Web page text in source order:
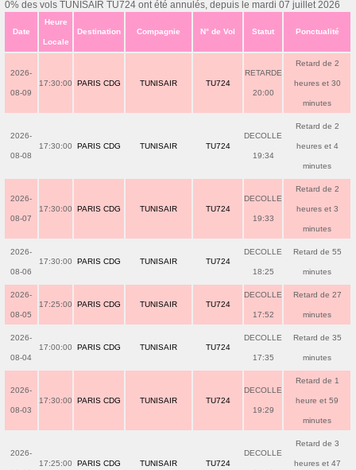
0% des vols TUNISAIR TU724 ont été annulés, depuis le mardi 07 juillet 2026
Date
Heure
Locale
Destination Compagnie N° de Vol Statut Ponctualité
2026-
08-09
17:30:00 PARIS CDG TUNISAIR TU724
RETARDE
20:00
Retard de 2
heures et 30
minutes
2026-
08-08
17:30:00 PARIS CDG TUNISAIR TU724
DECOLLE
19:34
Retard de 2
heures et 4
minutes
2026-
08-07
17:30:00 PARIS CDG TUNISAIR TU724
DECOLLE
19:33
Retard de 2
heures et 3
minutes
2026-
08-06
17:30:00 PARIS CDG TUNISAIR TU724
DECOLLE
18:25
Retard de 55
minutes
2026-
08-05
17:25:00 PARIS CDG TUNISAIR TU724
DECOLLE
17:52
Retard de 27
minutes
2026-
08-04
17:00:00 PARIS CDG TUNISAIR TU724
DECOLLE
17:35
Retard de 35
minutes
2026-
08-03
17:30:00 PARIS CDG TUNISAIR TU724
DECOLLE
19:29
Retard de 1
heure et 59
minutes
2026-
17:25:00 PARIS CDG TUNISAIR TU724
DECOLLE
Retard de 3
heures et 47